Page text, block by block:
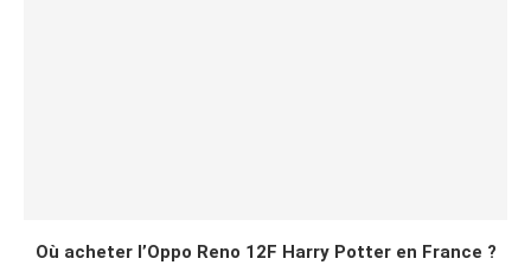
Où acheter l’Oppo Reno 12F Harry Potter en France ?